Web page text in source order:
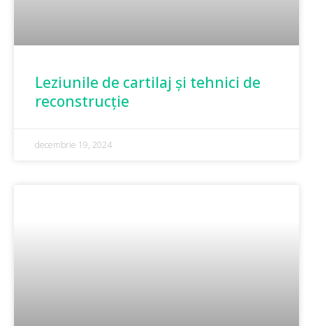
Leziunile de cartilaj și tehnici de
reconstrucție
decembrie 19, 2024